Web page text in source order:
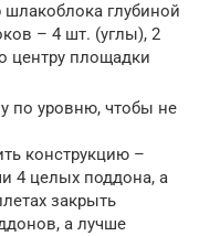
шлакоблока глубиной
– 4 шт. (углы), 2
центру площадки
по уровню, чтобы не
конструкцию –
4 целых поддона, а
закрыть
а лучше